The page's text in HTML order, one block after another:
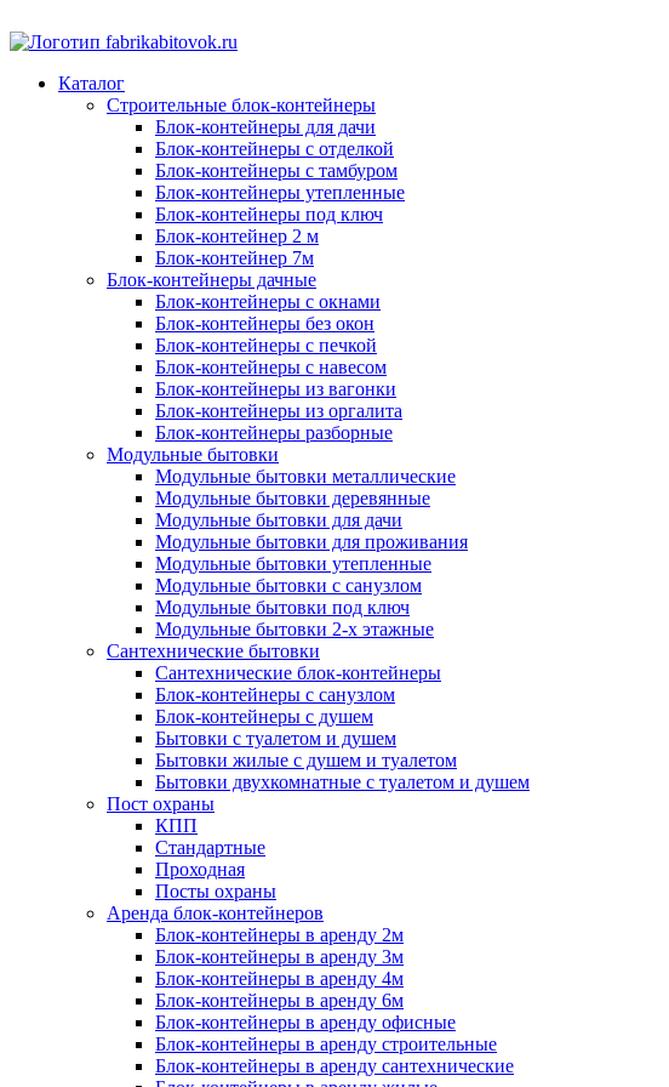
Каталог
Строительные блок-контейнеры
Блок-контейнеры для дачи
Блок-контейнеры с отделкой
Блок-контейнеры с тамбуром
Блок-контейнеры утепленные
Блок-контейнеры под ключ
Блок-контейнер 2 м
Блок-контейнер 7м
Блок-контейнеры дачные
Блок-контейнеры с окнами
Блок-контейнеры без окон
Блок-контейнеры с печкой
Блок-контейнеры с навесом
Блок-контейнеры из вагонки
Блок-контейнеры из оргалита
Блок-контейнеры разборные
Модульные бытовки
Модульные бытовки металлические
Модульные бытовки деревянные
Модульные бытовки для дачи
Модульные бытовки для проживания
Модульные бытовки утепленные
Модульные бытовки с санузлом
Модульные бытовки под ключ
Модульные бытовки 2-х этажные
Сантехнические бытовки
Сантехнические блок-контейнеры
Блок-контейнеры с санузлом
Блок-контейнеры с душем
Бытовки с туалетом и душем
Бытовки жилые с душем и туалетом
Бытовки двухкомнатные с туалетом и душем
Пост охраны
КПП
Стандартные
Проходная
Посты охраны
Аренда блок-контейнеров
Блок-контейнеры в аренду 2м
Блок-контейнеры в аренду 3м
Блок-контейнеры в аренду 4м
Блок-контейнеры в аренду 6м
Блок-контейнеры в аренду офисные
Блок-контейнеры в аренду строительные
Блок-контейнеры в аренду сантехнические